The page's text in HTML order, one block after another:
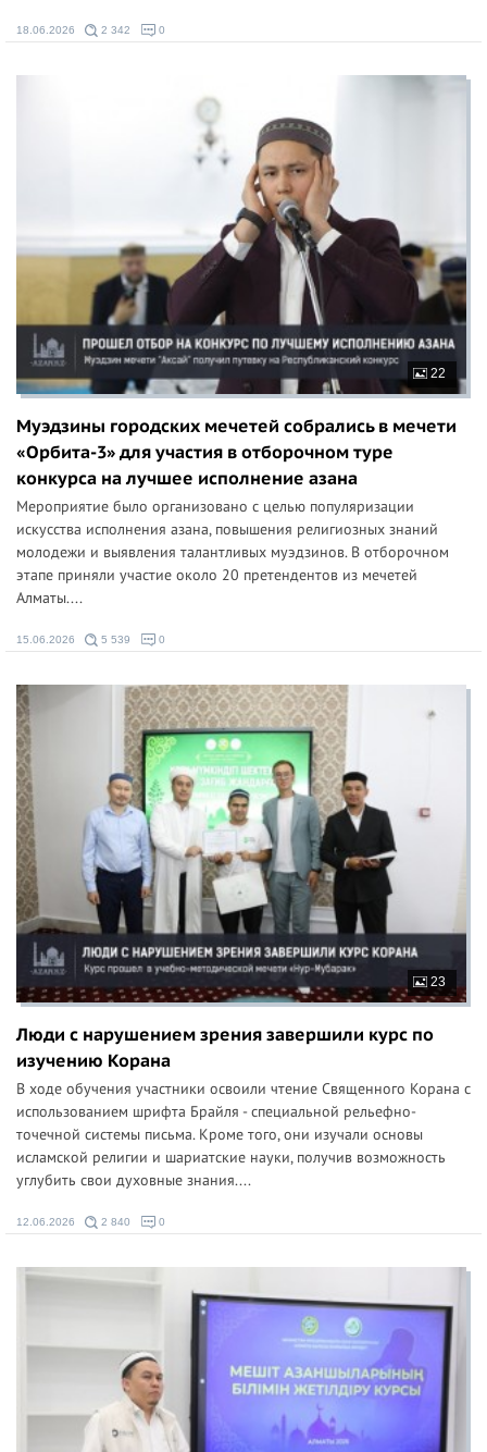
18.06.2026 2 342 0
22
Муэдзины городских мечетей собрались в мечети
«Орбита-3» для участия в отборочном туре
конкурса на лучшее исполнение азана
Мероприятие было организовано с целью популяризации
искусства исполнения азана, повышения религиозных знаний
молодежи и выявления талантливых муэдзинов. В отборочном
этапе приняли участие около 20 претендентов из мечетей
Алматы....
15.06.2026 5 539 0
23
Люди с нарушением зрения завершили курс по
изучению Корана
В ходе обучения участники освоили чтение Священного Корана с
использованием шрифта Брайля - специальной рельефно-
точечной системы письма. Кроме того, они изучали основы
исламской религии и шариатские науки, получив возможность
углубить свои духовные знания....
12.06.2026 2 840 0